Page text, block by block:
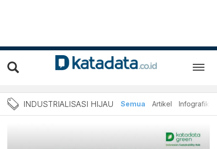
Berita Industrialisasi
INDUSTRIALISASI HIJAU Semua Artikel Infografik